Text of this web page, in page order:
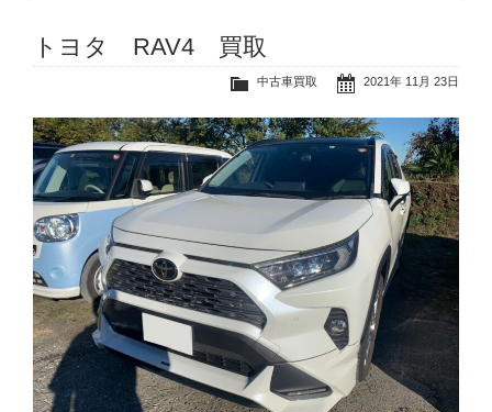
トヨタ RAV4 買取
2021年 11月 23日
中古車買取